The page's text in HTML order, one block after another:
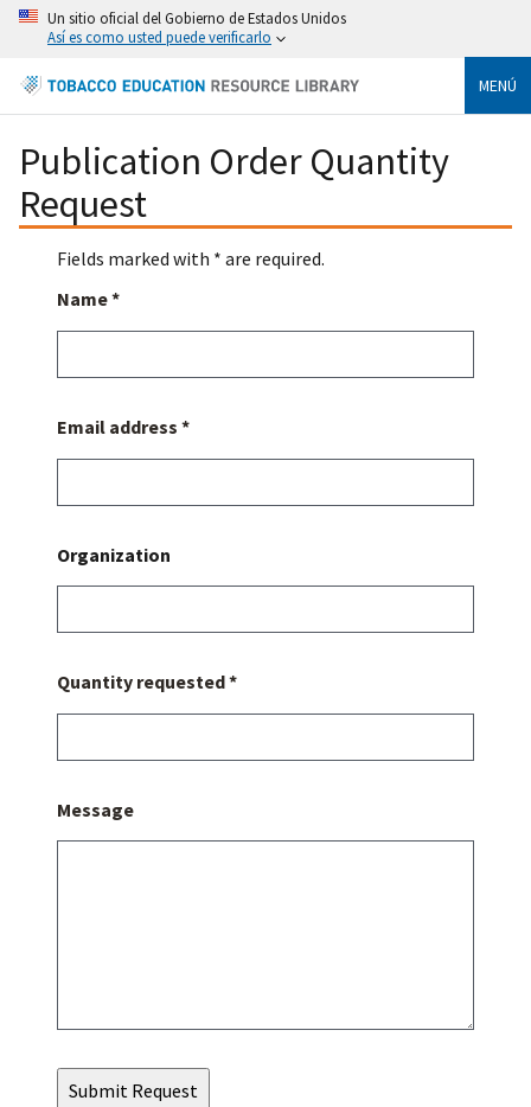
Un sitio oficial del Gobierno de Estados Unidos
Así es como usted puede verificarlo
MENÚ
Publication Order Quantity
Request
Fields marked with * are required.
Name *
Email address *
Organization
Quantity requested *
Message